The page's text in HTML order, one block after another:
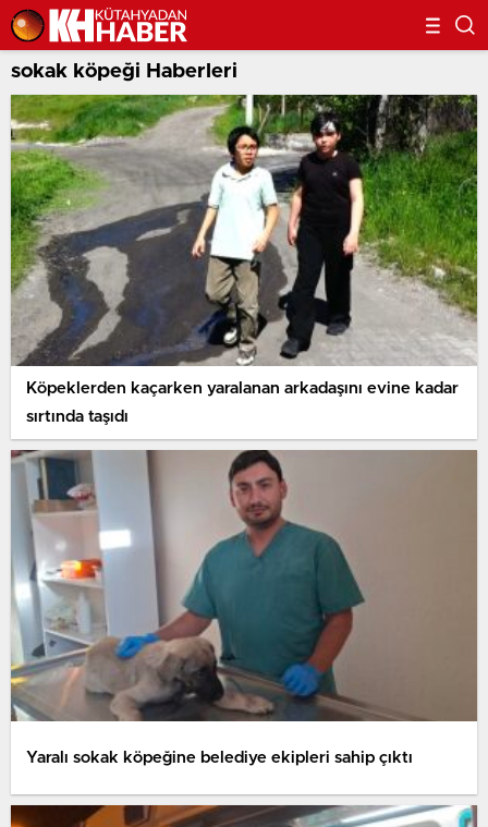
sokak köpeği Haberleri
Köpeklerden kaçarken yaralanan arkadaşını evine kadar
sırtında taşıdı
Yaralı sokak köpeğine belediye ekipleri sahip çıktı